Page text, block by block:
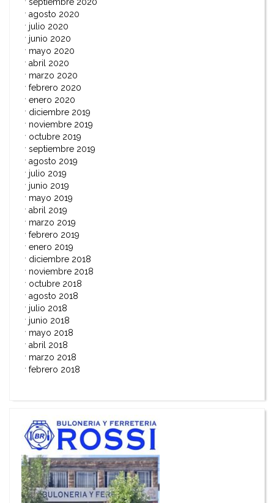
septiembre 2020
agosto 2020
julio 2020
junio 2020
mayo 2020
abril 2020
marzo 2020
febrero 2020
enero 2020
diciembre 2019
noviembre 2019
octubre 2019
septiembre 2019
agosto 2019
julio 2019
junio 2019
mayo 2019
abril 2019
marzo 2019
febrero 2019
enero 2019
diciembre 2018
noviembre 2018
octubre 2018
agosto 2018
julio 2018
junio 2018
mayo 2018
abril 2018
marzo 2018
febrero 2018